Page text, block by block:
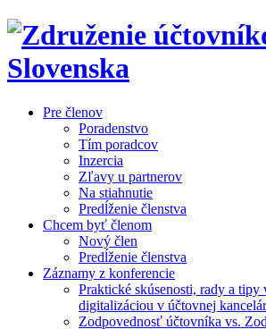
Pre členov
Poradenstvo
Tím poradcov
Inzercia
Zľavy u partnerov
Na stiahnutie
Predĺženie členstva
Chcem byť členom
Nový člen
Predĺženie členstva
Záznamy z konferencie
Praktické skúsenosti, rady a tipy
digitalizáciou v účtovnej
Zodpovednosť účtovníka vs.